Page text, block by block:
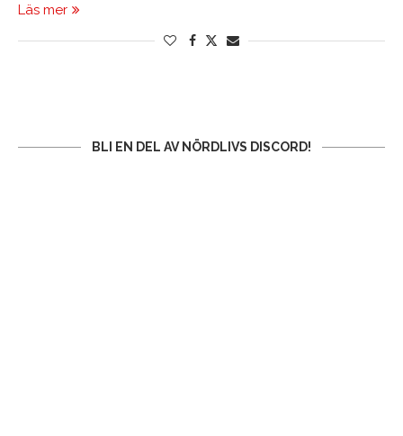
Läs mer
BLI EN DEL AV NÖRDLIVS DISCORD!